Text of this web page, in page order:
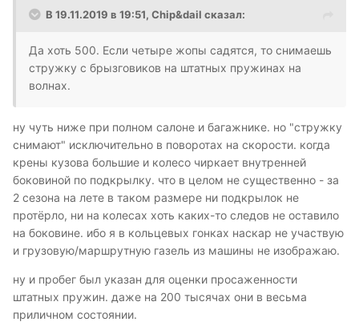
В 19.11.2019 в 19:51, Chip&dail сказал:
Да хоть 500. Если четыре жопы садятся, то снимаешь
стружку с брызговиков на штатных пружинах на
волнах.
ну чуть ниже при полном салоне и багажнике. но "стружку
снимают" исключительно в поворотах на скорости. когда
крены кузова большие и колесо чиркает внутренней
боковиной по подкрылку. что в целом не существенно - за
2 сезона на лете в таком размере ни подкрылок не
протёрло, ни на колесах хоть каких-то следов не оставило
на боковине. ибо я в кольцевых гонках наскар не участвую
и грузовую/маршрутную газель из машины не изображаю.
ну и пробег был указан для оценки просаженности
штатных пружин. даже на 200 тысячах они в весьма
приличном состоянии.